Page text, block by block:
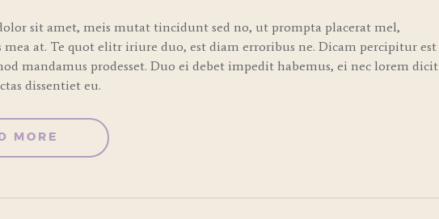
sit amet, meis mutat tincidunt sed no, ut prompta placerat mel,
at. Te quot elitr iriure duo, est diam erroribus ne. Dicam percipitur est
mandamus prodesset. Duo ei debet impedit habemus, ei nec lorem dicit
dissentiet eu.
MORE